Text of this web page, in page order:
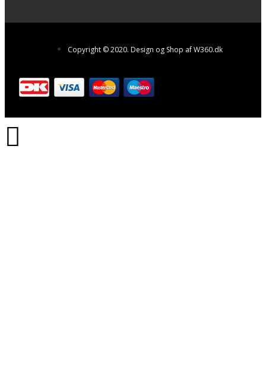
Copyright © 2020. Design og Shop af W360.dk